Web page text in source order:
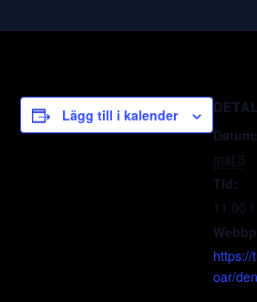
Lägg till i kalender
Datum:
maj 3
Tid:
11:00
oar/